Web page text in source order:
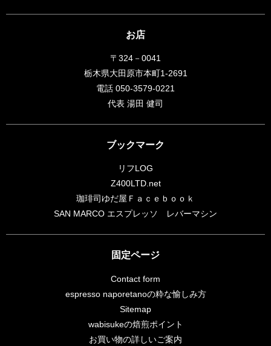
お店
〒324－0041
栃木県大田原市本町1-2691
電話 050-3579-0221
代表 湯田 健司
ブックマーク
リフLOG
Z400LTD.net
珈琲司ゆだ屋Ｆａｃｅｂｏｏｋ
SAN MARCO エスプレッソ レバーマシン
固定ページ
Contact form
espresso naporetanoの粋な愉しみ方
Sitemap
wabisukeの焙煎ポイント
お買い物の詳しいご案内